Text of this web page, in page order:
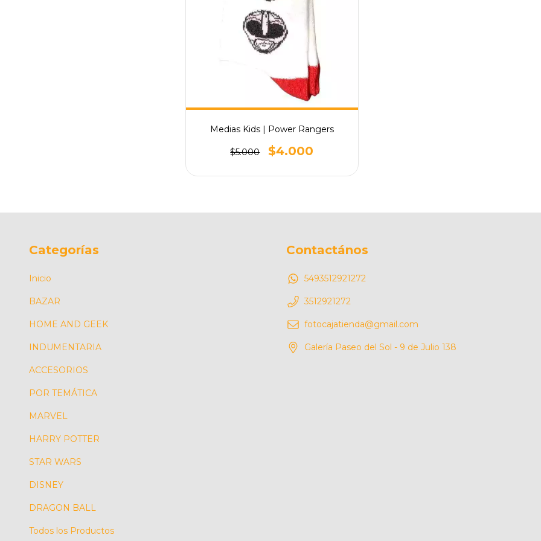
Medias Kids | Power Rangers
$5.000 $4.000
Categorías
Inicio
BAZAR
HOME AND GEEK
INDUMENTARIA
ACCESORIOS
POR TEMÁTICA
MARVEL
HARRY POTTER
STAR WARS
DISNEY
DRAGON BALL
Todos los Productos
Contactános
5493512921272
3512921272
fotocajatienda@gmail.com
Galería Paseo del Sol - 9 de Julio 138